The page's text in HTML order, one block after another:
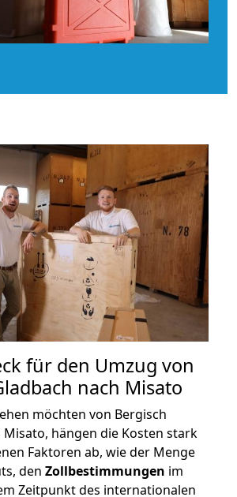
für den Umzug von
nach Misato
möchten von Bergisch
Misato, hängen die Kosten stark
Faktoren ab, wie der Menge
den Zollbestimmungen im
Zeitpunkt des internationalen